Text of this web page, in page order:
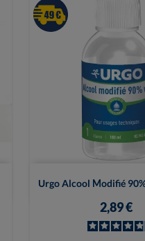
Urgo Alcool Modifié
2,89 €
Vue